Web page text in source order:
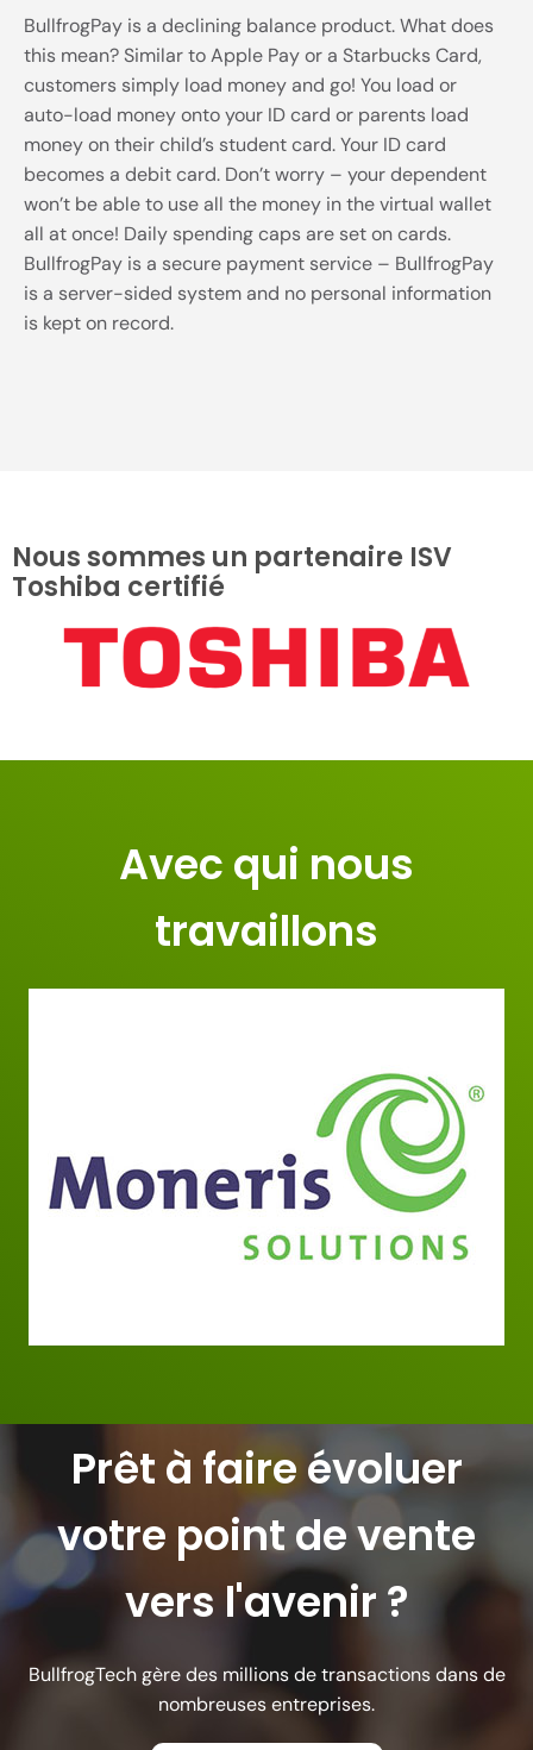
BullfrogPay is a declining balance product. What does
this mean? Similar to Apple Pay or a Starbucks Card,
customers simply load money and go! You load or
auto-load money onto your ID card or parents load
money on their child’s student card. Your ID card
becomes a debit card. Don’t worry – your dependent
won’t be able to use all the money in the virtual wallet
all at once! Daily spending caps are set on cards.
BullfrogPay is a secure payment service – BullfrogPay
is a server-sided system and no personal information
is kept on record.
Nous sommes un partenaire ISV
Toshiba certifié
Avec qui nous
travaillons
Prêt à faire évoluer
votre point de vente
vers l'avenir ?
BullfrogTech gère des millions de transactions dans de
nombreuses entreprises.